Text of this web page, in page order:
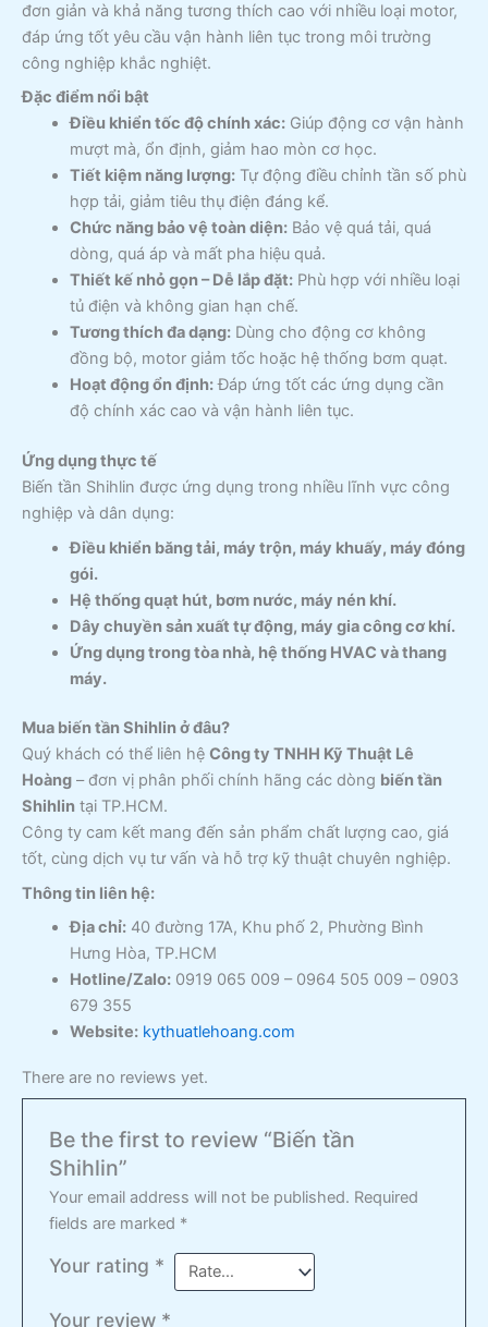
đơn giản và khả năng tương thích cao với nhiều loại motor,
đáp ứng tốt yêu cầu vận hành liên tục trong môi trường
công nghiệp khắc nghiệt.
Đặc điểm nổi bật
Điều khiển tốc độ chính xác:Giúp động cơ vận hành
mượt mà, ổn định, giảm hao mòn cơ học.
Tiết kiệm năng lượng:Tự động điều chỉnh tần số phù
hợp tải, giảm tiêu thụ điện đáng kể.
Chức năng bảo vệ toàn diện:Bảo vệ quá tải, quá
dòng, quá áp và mất pha hiệu quả.
Thiết kế nhỏ gọn – Dễ lắp đặt:Phù hợp với nhiều loại
tủ điện và không gian hạn chế.
Tương thích đa dạng:Dùng cho động cơ không
đồng bộ, motor giảm tốc hoặc hệ thống bơm quạt.
Hoạt động ổn định:Đáp ứng tốt các ứng dụng cần
độ chính xác cao và vận hành liên tục.
Ứng dụng thực tế
Biến tần Shihlin được ứng dụng trong nhiều lĩnh vực công
nghiệp và dân dụng:
Điều khiển băng tải, máy trộn, máy khuấy, máy đóng
gói.
Hệ thống quạt hút, bơm nước, máy nén khí.
Dây chuyền sản xuất tự động, máy gia công cơ khí.
Ứng dụng trong tòa nhà, hệ thống HVAC và thang
máy.
Mua biến tần Shihlin ở đâu?
Quý khách có thể liên hệ Công ty TNHH Kỹ Thuật Lê
Hoàng – đơn vị phân phối chính hãng các dòng biến tần
Shihlin tại TP.HCM.
Công ty cam kết mang đến sản phẩm chất lượng cao, giá
tốt, cùng dịch vụ tư vấn và hỗ trợ kỹ thuật chuyên nghiệp.
Thông tin liên hệ:
Địa chỉ:40 đường 17A, Khu phố 2, Phường Bình
Hưng Hòa, TP.HCM
Hotline/Zalo:0919 065 009 – 0964 505 009 – 0903
679 355
Website: kythuatlehoang.com
There are no reviews yet.
Be the first to review “Biến tần
Shihlin”
Your email address will not be published. Required
fields are marked *
Your rating *
Your review *